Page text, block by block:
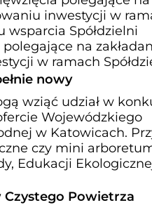
inwestycji w
wsparcia Spółdzielni
na
w ramach
nowy
wziąć udział w
Wojewódzkiego
w Katowicach.
czy mini
Edukacji
Powietrza